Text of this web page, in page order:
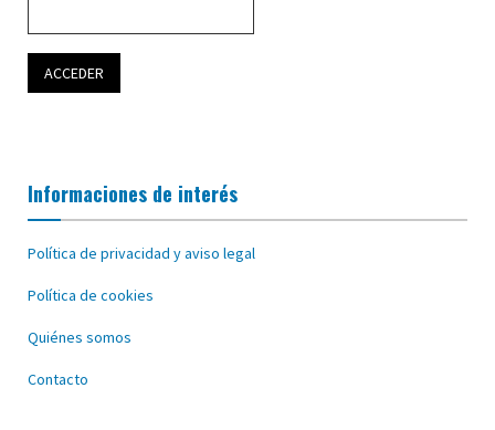
Informaciones de interés
Política de privacidad y aviso legal
Política de cookies
Quiénes somos
Contacto